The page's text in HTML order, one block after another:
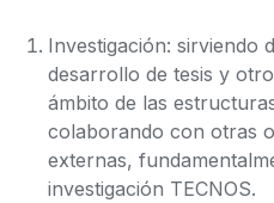
Investigación: sirviendo
desarrollo de tesis y
ámbito de las
colaborando con otras
externas,
investigación TECNOS.